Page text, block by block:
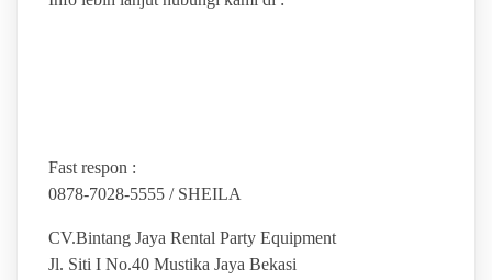
Fast respon :
0878-7028-5555 / SHEILA
CV.Bintang Jaya Rental Party Equipment
Jl. Siti I No.40 Mustika Jaya Bekasi